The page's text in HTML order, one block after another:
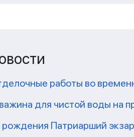
работы во
для чистой воды на
рождения Патриарший